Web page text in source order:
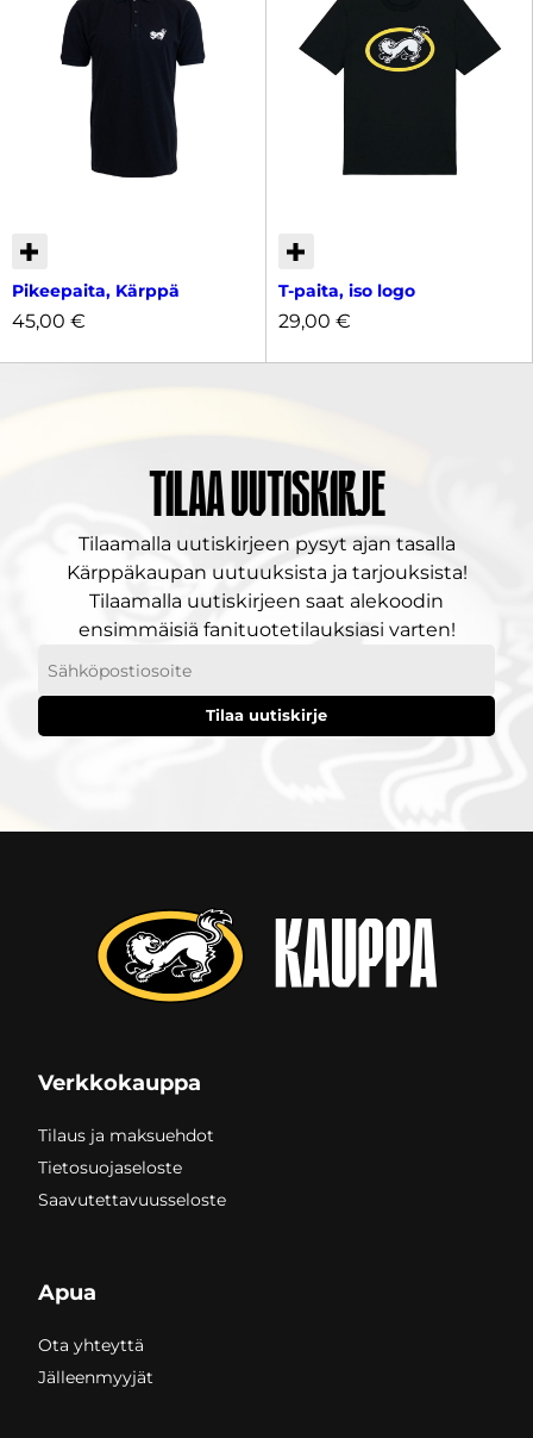
Pikeepaita, Kärppä
45,00 €
T-paita, iso logo
29,00 €
Tilaa uutiskirje
Tilaamalla uutiskirjeen pysyt ajan tasalla
Kärppäkaupan uutuuksista ja tarjouksista!
Tilaamalla uutiskirjeen saat alekoodin
ensimmäisiä fanituotetilauksiasi varten!
Verkkokauppa
Tilaus ja maksuehdot
Tietosuojaseloste
Saavutettavuusseloste
Apua
Ota yhteyttä
Jälleenmyyjät